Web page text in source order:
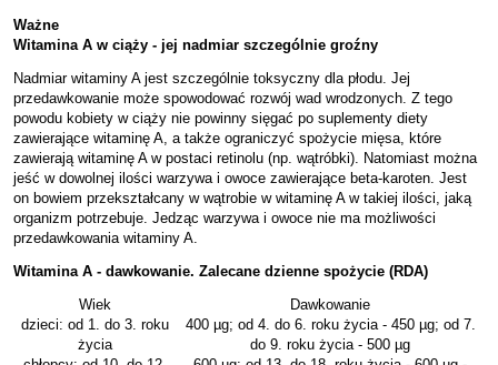
Ważne
Witamina A w ciąży - jej nadmiar szczególnie groźny
Nadmiar witaminy A jest szczególnie toksyczny dla płodu. Jej
przedawkowanie może spowodować rozwój wad wrodzonych. Z tego
powodu kobiety w ciąży nie powinny sięgać po suplementy diety
zawierające witaminę A, a także ograniczyć spożycie mięsa, które
zawierają witaminę A w postaci retinolu (np. wątróbki). Natomiast można
jeść w dowolnej ilości warzywa i owoce zawierające beta-karoten. Jest
on bowiem przekształcany w wątrobie w witaminę A w takiej ilości, jaką
organizm potrzebuje. Jedząc warzywa i owoce nie ma możliwości
przedawkowania witaminy A.
Witamina A - dawkowanie. Zalecane dzienne spożycie (RDA)
Wiek
Dawkowanie
dzieci: od 1. do 3. roku
życia
400 µg; od 4. do 6. roku życia - 450 µg; od 7.
do 9. roku życia - 500 µg